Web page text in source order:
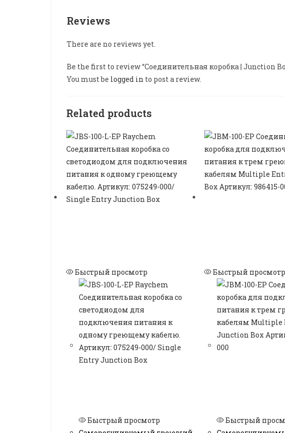
Reviews
There are no reviews yet.
Be the first to review “Соединительная коробка | Junction
You must be logged in to post a review.
Related products
Быстрый просмотр
Быстрый просмотр
Быстрый просмотр
Быстрый